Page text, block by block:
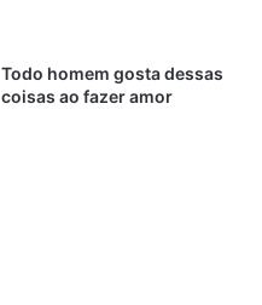
Todo homem gosta dessas
coisas ao fazer amor